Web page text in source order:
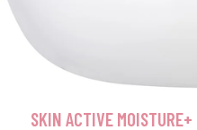
SKIN ACTIVE